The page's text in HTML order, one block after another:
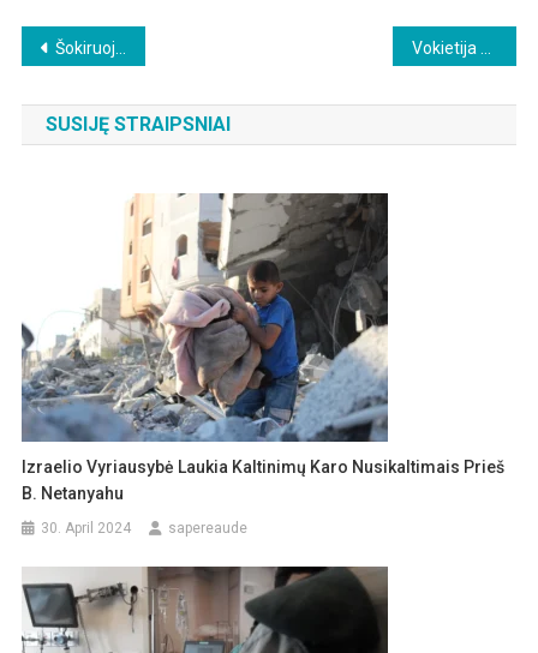
Beitragsnavigation
Šokiruojantys vakcinuotų skrodimų rezultatai -„Limfocitai ėmė siautėti!“
SUSIJĘ STRAIPSNIAI
Izraelio Vyriausybė Laukia Kaltinimų Karo Nusikaltimais Prieš
B. Netanyahu
30. April 2024 sapereaude